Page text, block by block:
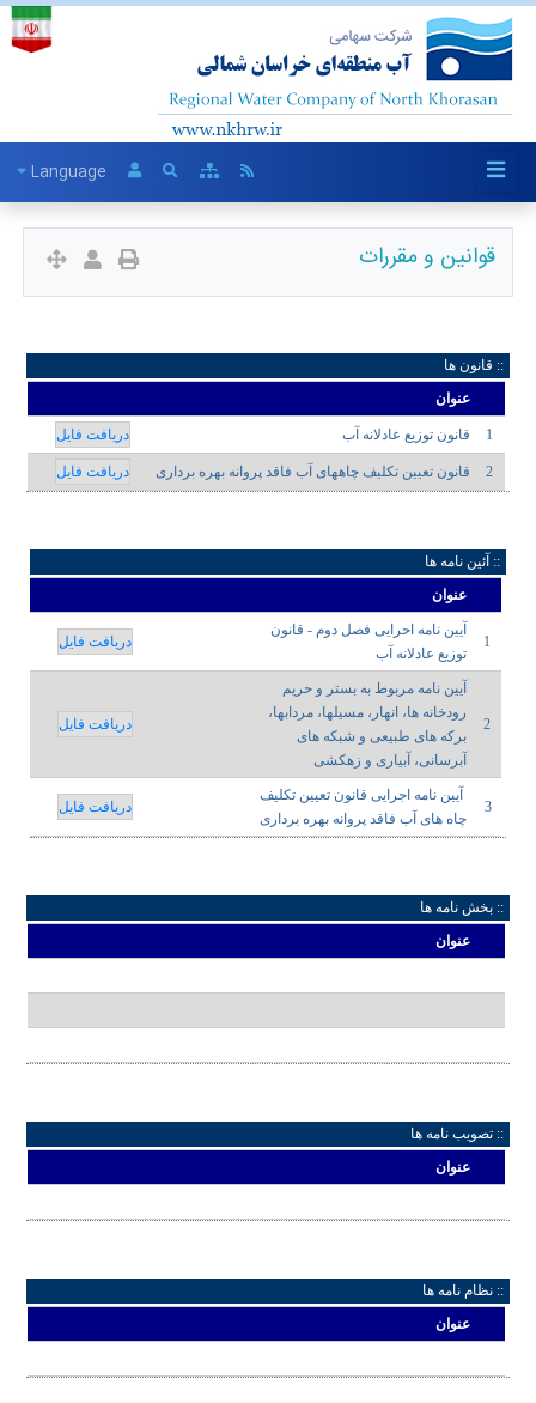
Language
قوانین و مقررات
:: قانون ها
عنوان
1 قانون توزیع عادلانه آب دریافت فایل
2 قانون تعیین تکلیف چاههای آب فاقد پروانه بهره برداری دریافت فایل
:: آئین نامه ها
عنوان
1
آیین نامه احرایی فصل دوم - قانون
توزیع عادلانه آب
دریافت فایل
2
آیین نامه مربوط به بستر و حریم
رودخانه ها، انهار، مسیلها، مردابها،
برکه های طبیعی و شبکه های
آبرسانی، آبیاری و زهکشی
دریافت فایل
3
آیین نامه اجرایی قانون تعیین تکلیف
چاه های آب فاقد پروانه بهره برداری
دریافت فایل
:: بخش نامه ها
عنوان
:: تصویب نامه ها
عنوان
:: نظام نامه ها
عنوان